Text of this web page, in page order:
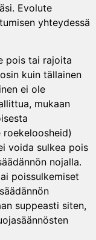
Evolute
yhteydessä
pois tai rajoita
kuin tällainen
ei ole
mukaan
voida sulkea pois
nojalla.
poissulkemiset
suppeasti siten,